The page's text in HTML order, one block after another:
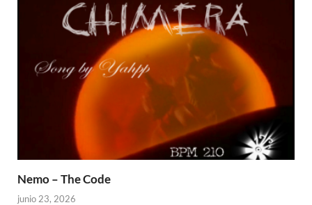
Nemo – The Code
junio 23, 2026